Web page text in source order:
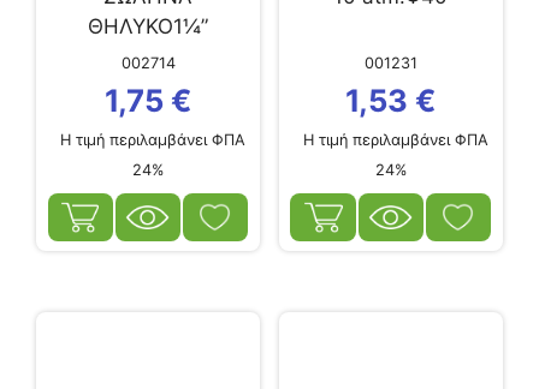
ΘΗΛΥΚΟ1¼”
002714
1,75 €
Η τιμή περιλαμβάνει ΦΠΑ
24%
001231
1,53 €
Η τιμή περιλαμβάνει ΦΠΑ
24%